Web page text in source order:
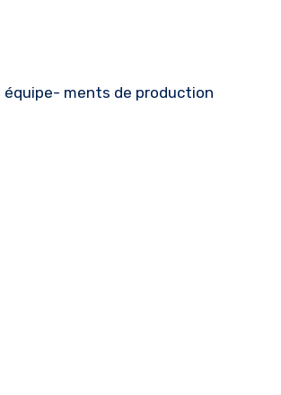
ments de production